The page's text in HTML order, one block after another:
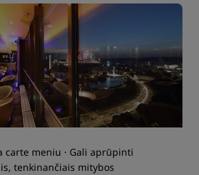
carte meniu · Gali aprūpinti
tenkinančiais mitybos